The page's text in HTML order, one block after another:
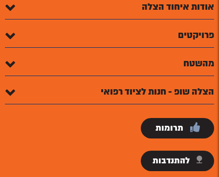
אודות איחוד הצלה
פרויקטים
מהשטח
הצלה שופ - חנות לציוד רפואי
תרומות
להתנדבות